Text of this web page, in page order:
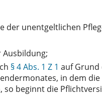
der unentgeltlichen
§ 4 Abs. 1 Z 1 auf Grund
in dem
beginnt die